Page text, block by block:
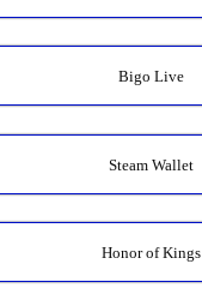
Bigo Live
Steam Wallet
Honor of Kings